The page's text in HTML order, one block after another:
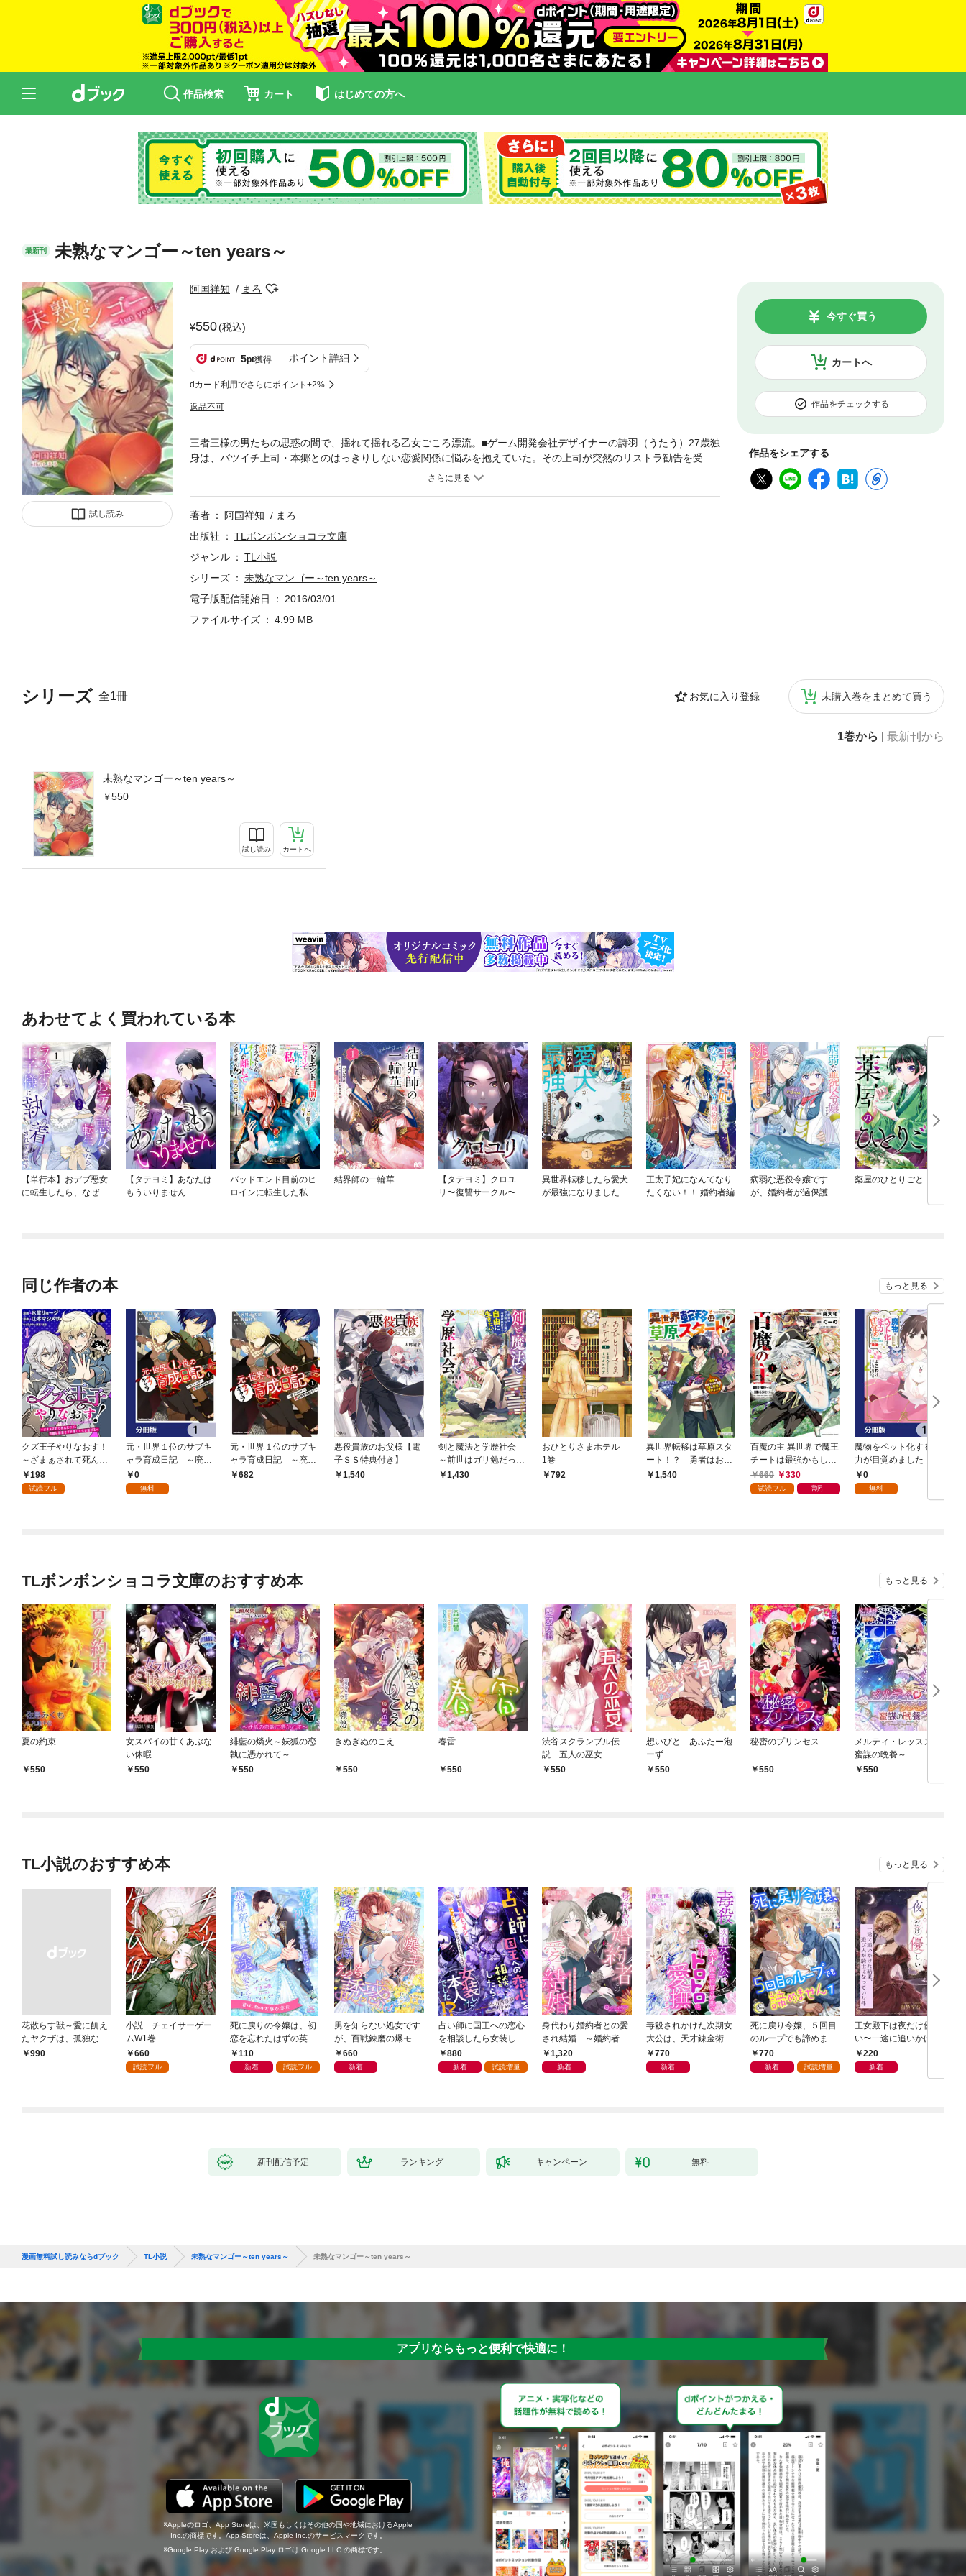
作品検索 カート はじめての方へ
最新刊 未熟なマンゴー～ten years～
試し読み
阿国祥知 まろ
550(税込)
5pt獲得 ポイント詳細
dカード利用でさらにポイント+2%
返品不可
カートへ
今すぐ買う
作品をチェックする
作品をシェアする
シリーズ 全1冊 お気に入り登録 未購入巻をまとめて買う
1巻から 最新刊から
未熟なマンゴー～ten years～
550
試し読み カートへ
三者三様の男たちの思惑の間で、揺れて揺れる乙女ごころ漂流。■ゲーム開発会社デザイナーの詩羽（うたう）27歳独
身は、バツイチ上司・本郷とのはっきりしない恋愛関係に悩みを抱えていた。その上司が突然のリストラ勧告を受
け、独立へと画策する社内騒動に詩羽も巻き込まれてしまう。一方、父方のハトコの祐（ゲームオタクで映画俳優）
に。三者三様の男たちと紆余曲折の末、彼女がたどり着いた先のお相手は…。
著者 阿国祥知
まろ
出版社
TLボンボンショコラ文庫
ジャンル
TL小説
シリーズ
未熟なマンゴー～ten years～
電子版配信開始日
2016/03/01
ファイルサイズ
4.99 MB
あわせてよく買われている本
【単行本】おデブ悪女
に転生したら、なぜか
【タテヨミ】あなたは
もういりません
バッドエンド目前のヒ
ロインに転生した私、
結界師の一輪華
【タテヨミ】クロユ
リ〜復讐サークル〜
異世界転移したら愛犬
が最強になりました ～
王太子妃になんてなり
たくない！！ 婚約者編
病弱な悪役令嬢です
が、婚約者が過保護す
薬屋のひとりごと
同じ作者の本 もっと見る
クズ王子やりなおす！
～ざまぁされて死んだ
けど、今度は筋書きブ
チ壊して生き延びる～
198
試読フル
元・世界１位のサブキ
ャラ育成日記 ～廃プ
レイヤー、異世界を攻
略中！～【分冊版】
0
無料
元・世界１位のサブキ
ャラ育成日記 ～廃プ
レイヤー、異世界を攻
682
悪役貴族のお父様【電
子ＳＳ特典付き】
1,540
剣と魔法と学歴社会
～前世はガリ勉だった
俺が、今世は風任せで
1,430
おひとりさまホテル
1巻
792
異世界転移は草原スタ
ート！？ 勇者はお城
でVIP待遇、俺は草原
1,540
百魔の主 異世界で魔王
チートは最強かもしれ
ません 1
660 330
試読フル 割引
魔物をペット化する能
力が目覚めました うち
の子、可愛いけれど最
強です！？【分冊版】
0
無料
TLボンボンショコラ文庫のおすすめ本 もっと見る
夏の約束
550
女スパイの甘くあぶな
い休暇
550
緋藍の燐火～妖狐の恋
執に憑かれて～
550
きぬぎぬのこえ
550
春雷
550
渋谷スクランブル伝
説 五人の巫女
550
想いびと あふたー泡
ーず
550
秘密のプリンセス
550
メルティ・レッスン～
蜜謀の晩餐～
550
TL小説のおすすめ本 もっと見る
花散らす獣～愛に飢え
たヤクザは、孤独な私
をかき乱す～
￥990
小説 チェイサーゲー
ムW1巻
660
試読フル
死に戻りの令嬢は、初
恋を忘れたはずの英雄
騎士から一途に愛され
る【１】
110
新着 試読フル
男を知らない処女です
が、百戦錬磨の爆モテ
護衛騎士様をえっちに
誘惑してみます！
660
新着
占い師に国王への恋心
を相談したら女装した
本人でした！？ 秘密
の官能レッスンでとろ
880
新着 試読増量
身代わり婚約者との愛
され結婚 ～婚約者の
代役で来た彼に甘い愛
を注がれています～
1,320
新着
毒殺されかけた次期女
大公は、天才錬金術師
の妙薬で一晩中トロト
ロに愛撫されています
770
新着
死に戻り令嬢、５回目
のループでも諦めませ
ん１770
新着 試読増量
王女殿下は夜だけ優し
い〜一途に追いかけた
結果、遊び人が騎士に
なっていた件〜
220
新着
新刊配信予定 ランキング キャンペーン 無料
漫画無料試し読みならdブック TL小説 未熟なマンゴー～ten years～ 未熟なマンゴー～ten years～
アプリならもっと便利で快適に！
Appleのロゴ、App Storeは、米国もしくはその他の国や地域におけるApple
Inc.の商標です。App Storeは、Apple Inc.のサービスマークです。
Google Play および Google Play ロゴは Google LLC の商標です。